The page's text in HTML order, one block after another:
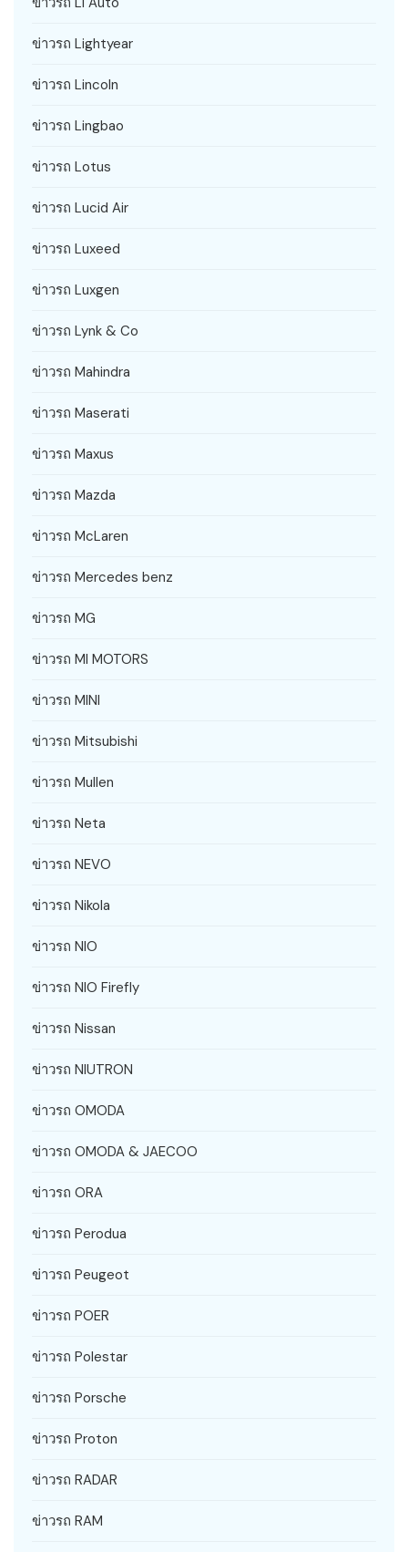
ข่าวรถ Lightyear
ข่าวรถ Lincoln
ข่าวรถ Lingbao
ข่าวรถ Lotus
ข่าวรถ Lucid Air
ข่าวรถ Luxeed
ข่าวรถ Luxgen
ข่าวรถ Lynk & Co
ข่าวรถ Mahindra
ข่าวรถ Maserati
ข่าวรถ Maxus
ข่าวรถ Mazda
ข่าวรถ McLaren
ข่าวรถ Mercedes benz
ข่าวรถ MG
ข่าวรถ MI MOTORS
ข่าวรถ MINI
ข่าวรถ Mitsubishi
ข่าวรถ Mullen
ข่าวรถ Neta
ข่าวรถ NEVO
ข่าวรถ Nikola
ข่าวรถ NIO
ข่าวรถ NIO Firefly
ข่าวรถ Nissan
ข่าวรถ NIUTRON
ข่าวรถ OMODA
ข่าวรถ OMODA & JAECOO
ข่าวรถ ORA
ข่าวรถ Perodua
ข่าวรถ Peugeot
ข่าวรถ POER
ข่าวรถ Polestar
ข่าวรถ Porsche
ข่าวรถ Proton
ข่าวรถ RADAR
ข่าวรถ RAM